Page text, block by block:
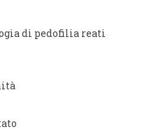
di pedofilia reati